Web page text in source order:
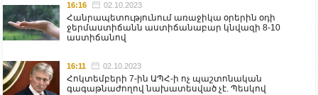
16:16 02.10.2023
Հանրապետությունում առաջիկա օրերին օդի
ջերմաստիճանն աստիճանաբար կնվազի 8-10
աստիճանով
16:11 02.10.2023
Հոկտեմբերի 7-ին ԱՊՀ-ի ոչ պաշտոնական
գագաթնաժողով նախատեսված չէ. Պեսկով